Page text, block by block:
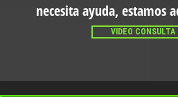
necesita ayuda, estamos
VIDEO CONSULTA